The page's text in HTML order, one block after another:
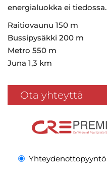
energialuokka ei tiedossa.
Raitiovaunu 150 m
Bussipysäkki 200 m
Metro 550 m
Juna 1,3 km
Ota yhteyttä
Yhteydenottopyyntö